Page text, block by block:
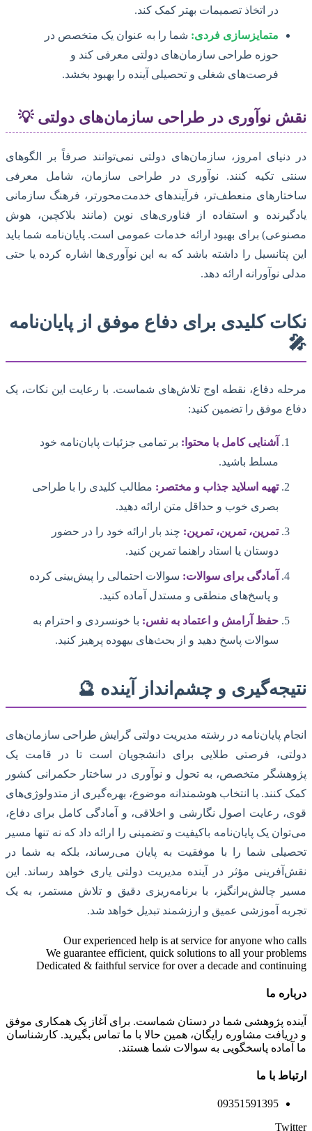
در اتخاذ تصمیمات بهتر کمک کند.
متمایزسازی فردی: شما را به عنوان یک متخصص در
حوزه طراحی سازمان‌های دولتی معرفی کند و
فرصت‌های شغلی و تحصیلی آینده را بهبود بخشد.
نقش نوآوری در طراحی سازمان‌های دولتی 💡
در دنیای امروز، سازمان‌های دولتی نمی‌توانند صرفاً بر الگوهای
سنتی تکیه کنند. نوآوری در طراحی سازمان، شامل معرفی
ساختارهای منعطف‌تر، فرآیندهای خدمت‌محورتر، فرهنگ سازمانی
یادگیرنده و استفاده از فناوری‌های نوین (مانند بلاکچین، هوش
مصنوعی) برای بهبود ارائه خدمات عمومی است. پایان‌نامه شما باید
این پتانسیل را داشته باشد که به این نوآوری‌ها اشاره کرده یا حتی
مدلی نوآورانه ارائه دهد.
نکات کلیدی برای دفاع موفق از پایان‌نامه
🎤
مرحله دفاع، نقطه اوج تلاش‌های شماست. با رعایت این نکات، یک
دفاع موفق را تضمین کنید:
آشنایی کامل با محتوا: بر تمامی جزئیات پایان‌نامه خود
مسلط باشید.
تهیه اسلاید جذاب و مختصر: مطالب کلیدی را با طراحی
بصری خوب و حداقل متن ارائه دهید.
تمرین، تمرین، تمرین: چند بار ارائه خود را در حضور
دوستان یا استاد راهنما تمرین کنید.
آمادگی برای سوالات: سوالات احتمالی را پیش‌بینی کرده
و پاسخ‌های منطقی و مستدل آماده کنید.
حفظ آرامش و اعتماد به نفس: با خونسردی و احترام به
سوالات پاسخ دهید و از بحث‌های بیهوده پرهیز کنید.
نتیجه‌گیری و چشم‌انداز آینده 🔮
انجام پایان‌نامه در رشته مدیریت دولتی گرایش طراحی سازمان‌های
دولتی، فرصتی طلایی برای دانشجویان است تا در قامت یک
پژوهشگر متخصص، به تحول و نوآوری در ساختار حکمرانی کشور
کمک کنند. با انتخاب هوشمندانه موضوع، بهره‌گیری از متدولوژی‌های
قوی، رعایت اصول نگارشی و اخلاقی، و آمادگی کامل برای دفاع،
می‌توان یک پایان‌نامه باکیفیت و تضمینی را ارائه داد که نه تنها مسیر
تحصیلی شما را با موفقیت به پایان می‌رساند، بلکه به شما در
نقش‌آفرینی مؤثر در آینده مدیریت دولتی یاری خواهد رساند. این
مسیر چالش‌برانگیز، با برنامه‌ریزی دقیق و تلاش مستمر، به یک
تجربه آموزشی عمیق و ارزشمند تبدیل خواهد شد.
Our experienced help is at service for anyone who calls
We guarantee efficient, quick solutions to all your problems
Dedicated & faithful service for over a decade and continuing
درباره ما
آینده پژوهشی شما در دستان شماست. برای آغاز یک همکاری موفق
و دریافت مشاوره رایگان، همین حالا با ما تماس بگیرید. کارشناسان
ما آماده پاسخگویی به سوالات شما هستند.
ارتباط با ما
09351591395
Twitter